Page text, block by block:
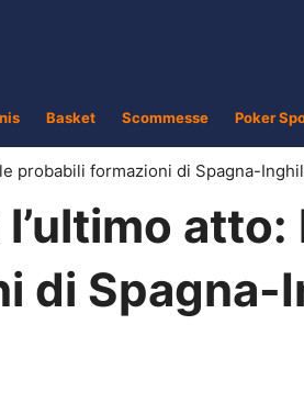
Basket Scommesse Poker
probabili formazioni di Spagna-
atto:
di Spagna-